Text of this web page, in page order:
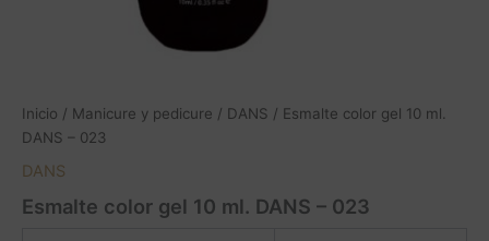
Inicio / Manicure y pedicure / DANS / Esmalte color gel 10 ml.
DANS – 023
DANS
Esmalte color gel 10 ml. DANS – 023